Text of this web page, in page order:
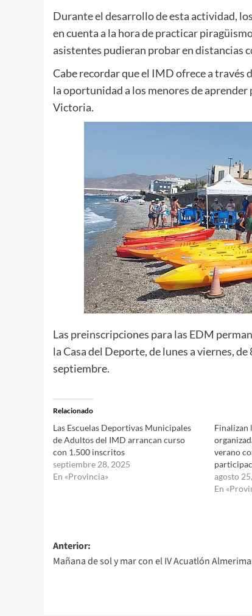
Durante el desarrollo de esta actividad,
en cuenta a la hora de practicar
asistentes pudieran probar en distancias
Cabe recordar que el IMD ofrece a través
la oportunidad a los menores de
Victoria.
Las preinscripciones para las EDM
la Casa del Deporte, de lunes a viernes,
septiembre.
Relacionado
Las Escuelas Deportivas Municipales
de Adultos del IMD arrancan curso
con 1.500 inscritos
septiembre 28, 2025
En «Provincia»
Finalizan
verano
agosto
En
Navegación
de
Anterior:
Mañana de sol y mar con el IV Acuatlón